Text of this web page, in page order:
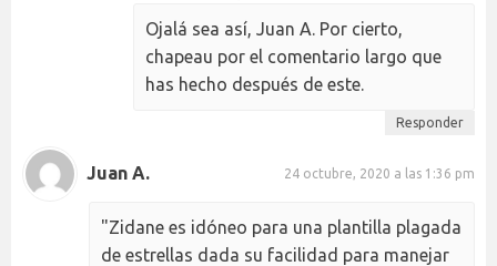
Ojalá sea así, Juan A. Por cierto,
chapeau por el comentario largo que
has hecho después de este.
Responder
Juan A. 24 octubre, 2020 a las 1:36 pm
"Zidane es idóneo para una plantilla plagada
de estrellas dada su facilidad para manejar